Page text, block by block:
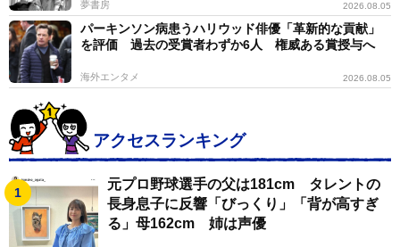
今回のイベントを通して、松岡氏は「多くの人は『世
の中にＬＧＢＴQの人がいる』ことは分かっているんで
すが、自分の身の回りには『いない』と思っている。そ
れは『見えていない』だけです。職場の会話で『男らし
さ、女らしさ』や『みんな異性が好き』という前提で話
をし、当事者の人も『ここでカミングアウトしたら自分
に不利益がある。それなら言わない方がいい』と思って
しまう状況がある」と問題提起した。
その上で、松岡氏は「企業の側は『当事者は職場にい
夢書房 2026.08.05
パーキンソン病患うハリウッド俳優「革新的な貢献」
を評価 過去の受賞者わずか6人 権威ある賞授与へ
海外エンタメ 2026.08.05
アクセスランキング
元プロ野球選手の父は181cm タレントの
長身息子に反響「びっくり」「背が高すぎ
る」母162cm 姉は声優